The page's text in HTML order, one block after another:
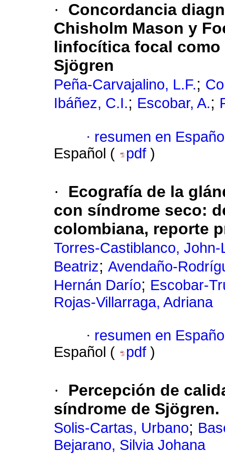
·
Concordancia
Chisholm Mason y
linfocítica focal
Sjögren
Peña-Carvajalino, L.F.;
Ibáñez, C.I.; Escobar, A.;
· resumen en
Español (
pdf )
·
Ecografía de la
con síndrome seco:
colombiana, reporte
Torres-Castiblanco, John-
Beatriz; Avendaño-
Hernán Darío; Escobar-
Rojas-Villarraga, Adriana
· resumen en
Español (
pdf )
·
Percepción de
síndrome de
Solis-Cartas, Urbano;
Bejarano, Silvia Johana